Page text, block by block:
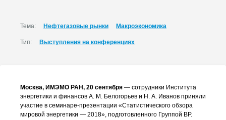
Тема: Нефтегазовые рынки Макроэкономика
Тип: Выступления на конференциях
Москва, ИМЭМО РАН, 20 сентября — сотрудники Института
энергетики и финансов А. М. Белогорьев и Н. А. Иванов приняли
участие в семинаре-презентации «Статистического обзора
мировой энергетики — 2018», подготовленного Группой ВР.